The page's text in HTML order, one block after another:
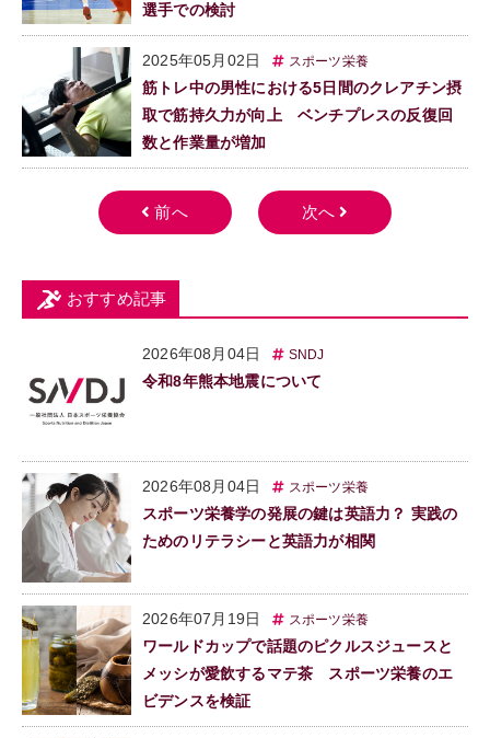
選手での検討
2025年05月02日 スポーツ栄養
筋トレ中の男性における5日間のクレアチン摂
取で筋持久力が向上 ベンチプレスの反復回
数と作業量が増加
おすすめ記事
2026年08月04日 SNDJ
令和8年熊本地震について
2026年08月04日 スポーツ栄養
スポーツ栄養学の発展の鍵は英語力？ 実践の
ためのリテラシーと英語力が相関
2026年07月19日 スポーツ栄養
ワールドカップで話題のピクルスジュースと
メッシが愛飲するマテ茶 スポーツ栄養のエ
ビデンスを検証